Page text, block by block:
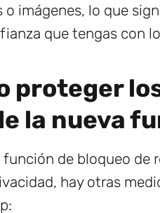
o imágenes, lo que
que tengas con
proteger
la nueva
función de bloqueo de
hay otras